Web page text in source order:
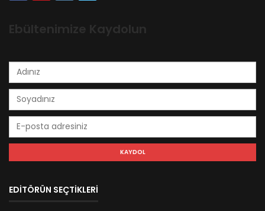
Ebültenimize Kaydolun
EDİTÖRÜN SEÇTİKLERİ